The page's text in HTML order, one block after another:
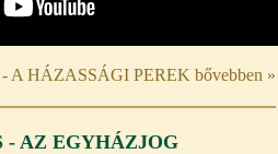
HÁZASSÁGI PEREK bővebben »
AZ EGYHÁZJOG